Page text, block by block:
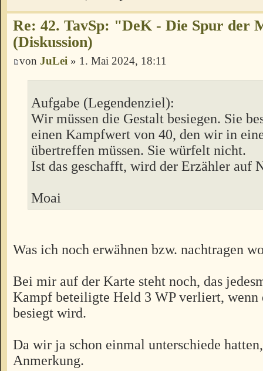
Re: 42. TavSp: "DeK - Die Spur der
(Diskussion)
von JuLei » 1. Mai 2024, 18:11
Aufgabe (Legendenziel):
Wir müssen die Gestalt besiegen. Sie
einen Kampfwert von 40, den wir in
übertreffen müssen. Sie würfelt nicht.
Ist das geschafft, wird der Erzähler auf
Moai
Was ich noch erwähnen bzw. nachtragen
Bei mir auf der Karte steht noch, das
Kampf beteiligte Held 3 WP verliert, wenn
besiegt wird.
Da wir ja schon einmal unterschiede
Anmerkung.